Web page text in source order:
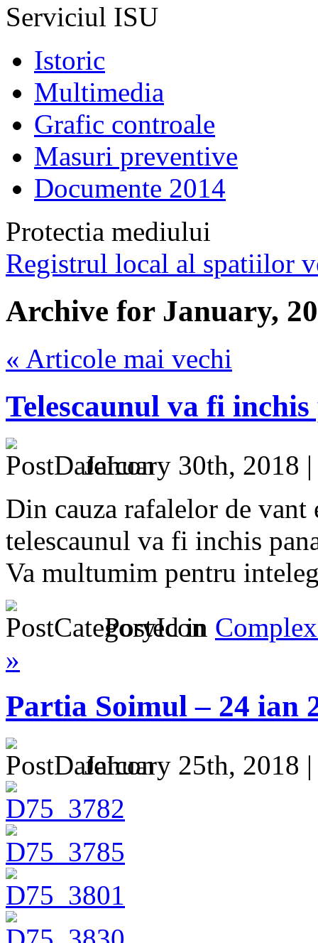
Serviciul ISU
Istoric
Multimedia
Grafic controale
Masuri preventive
Documente 2014
Protectia mediului
Registrul local al spatiilor
Archive for January,
« Articole mai vechi
Telescaunul va fi
January 30th, 2018
Din cauza rafalelor de vant
telescaunul va fi inchis
Va multumim pentru
Posted in
»
Partia Soimul – 24 ian
January 25th, 2018